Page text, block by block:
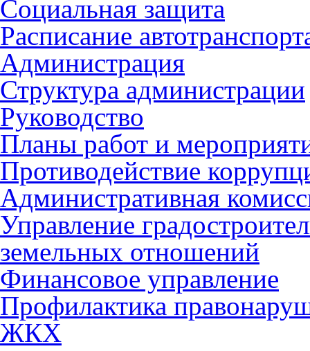
Социальная защита
Расписание
Администрация
Структура администрации
Руководство
Планы работ и
Противодействие
Административная
Управление
земельных отношений
Финансовое управление
Профилактика
ЖКХ